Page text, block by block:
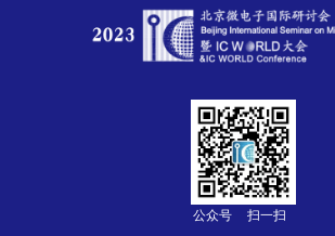
公众号 扫一扫